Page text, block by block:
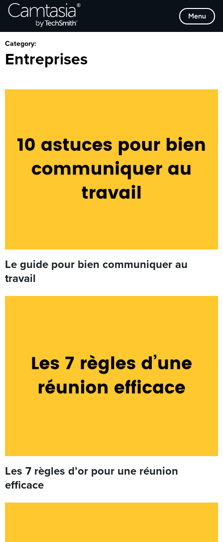
Passer
directement
contenu
Menu
Browse Categories
Category:
Entreprises
Le guide pour bien communiquer au
travail
Les 7 règles d’or pour une réunion
efficace